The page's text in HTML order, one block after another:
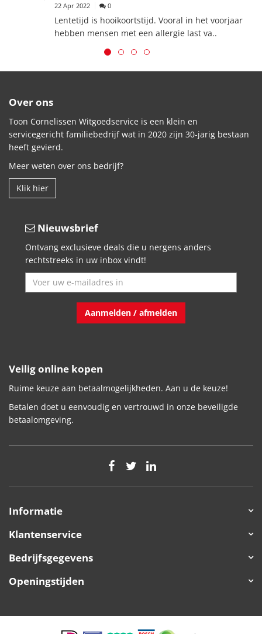
22 Apr 2022 0
Lentetijd is hooikoortstijd. Vooral in het voorjaar
hebben mensen met een allergie last va..
Over ons
Toon Cornelissen Witgoedservice is een klein en
servicegericht familiebedrijf wat in 2020 zijn 30-jarig bestaan
heeft gevierd.
Meer weten over ons bedrijf?
Klik hier
Nieuwsbrief
Ontvang exclusieve deals die u nergens anders
rechtstreeks in uw inbox vindt!
Aanmelden / afmelden
Veilig online kopen
Ruime keuze aan betaalmogelijkheden. Aan u de keuze!
Betalen doet u eenvoudig en vertrouwd in onze beveiligde
betaalomgeving.
Informatie
Klantenservice
Bedrijfsgegevens
Openingstijden